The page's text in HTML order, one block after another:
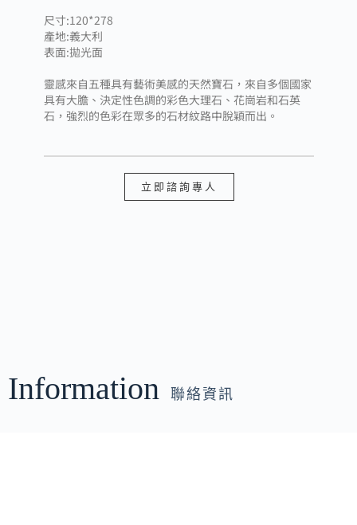
尺寸:120*278
產地:義大利
表面:拋光面
靈感來自五種具有藝術美感的天然寶石，來自多個國家
具有大膽、決定性色調的彩色大理石、花崗岩和石英
石，強烈的色彩在眾多的石材紋路中脫穎而出。
立即諮詢專人
Information 聯絡資訊